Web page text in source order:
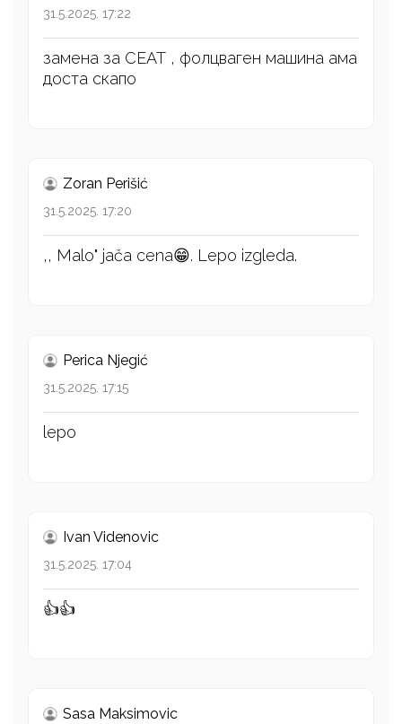
31.5.2025. 17:22
замена за СЕАТ , фолцваген машина ама
доста скапо
Zoran Perišić
31.5.2025. 17:20
,, Malo" jača cena😁. Lepo izgleda.
Perica Njegić
31.5.2025. 17:15
lepo
Ivan Videnovic
31.5.2025. 17:04
👍👍
Sasa Maksimovic